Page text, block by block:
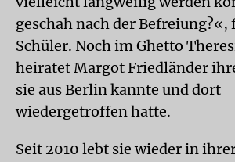
geschah nach der Befreiung?«,
Schüler. Noch im Ghetto
heiratet Margot Friedländer
sie aus Berlin kannte und dort
wiedergetroffen hatte.
Seit 2010 lebt sie wieder in